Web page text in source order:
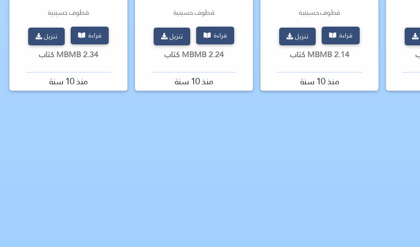
قطوف حسينية
قراءة تنزيل
2.14 MBMB كتاب
منذ 10 سنة
قطوف حسينية
قراءة تنزيل
2.24 MBMB كتاب
منذ 10 سنة
قطوف حسينية
قراءة تنزيل
2.34 MBMB كتاب
منذ 10 سنة